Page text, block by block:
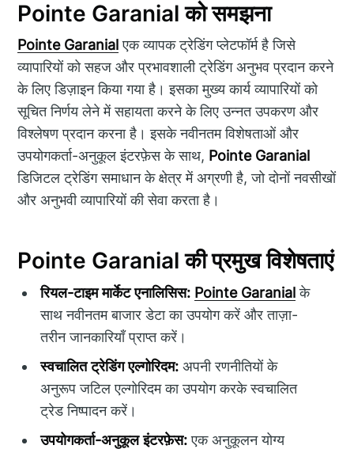
Pointe Garanial को समझना
Pointe Garanialएक व्यापक ट्रेडिंग प्लेटफॉर्म है जिसे
व्यापारियों को सहज और प्रभावशाली ट्रेडिंग अनुभव प्रदान करने
के लिए डिज़ाइन किया गया है। इसका मुख्य कार्य व्यापारियों को
सूचित निर्णय लेने में सहायता करने के लिए उन्नत उपकरण और
विश्लेषण प्रदान करना है। इसके नवीनतम विशेषताओं और
उपयोगकर्ता-अनुकूल इंटरफ़ेस के साथ, Pointe Garanial
डिजिटल ट्रेडिंग समाधान के क्षेत्र में अग्रणी है, जो दोनों नवसीखों
और अनुभवी व्यापारियों की सेवा करता है।
Pointe Garanial की प्रमुख विशेषताएं
रियल-टाइम मार्केट एनालिसिस: Pointe Garanialके
साथ नवीनतम बाजार डेटा का उपयोग करें और ताज़ा-
तरीन जानकारियाँ प्राप्त करें।
स्वचालित ट्रेडिंग एल्गोरिदम: अपनी रणनीतियों के
अनुरूप जटिल एल्गोरिदम का उपयोग करके स्वचालित
ट्रेड निष्पादन करें।
उपयोगकर्ता-अनुकूल इंटरफ़ेस:एक अनुकूलन योग्य